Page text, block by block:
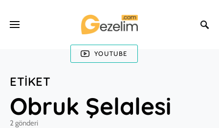
YOUTUBE
ETIKET
Obruk Şelalesi
2 gönderi